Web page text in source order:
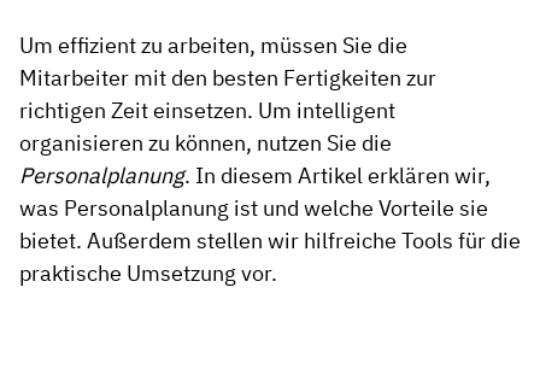
Um effizient zu arbeiten, müssen Sie die
Mitarbeiter mit den besten Fertigkeiten zur
richtigen Zeit einsetzen. Um intelligent
organisieren zu können, nutzen Sie die
Personalplanung. In diesem Artikel erklären wir,
was Personalplanung ist und welche Vorteile sie
bietet. Außerdem stellen wir hilfreiche Tools für die
praktische Umsetzung vor.